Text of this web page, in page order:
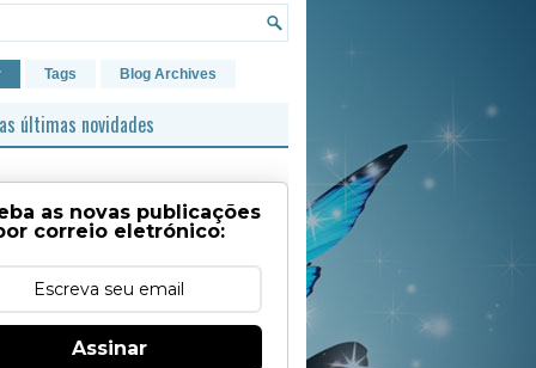
Tags Blog Archives
últimas novidades
as novas publicações
correio eletrónico:
Assinar